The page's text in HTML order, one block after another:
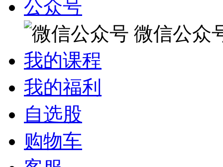
公众号
微信公众
我的课程
我的福利
自选股
购物车